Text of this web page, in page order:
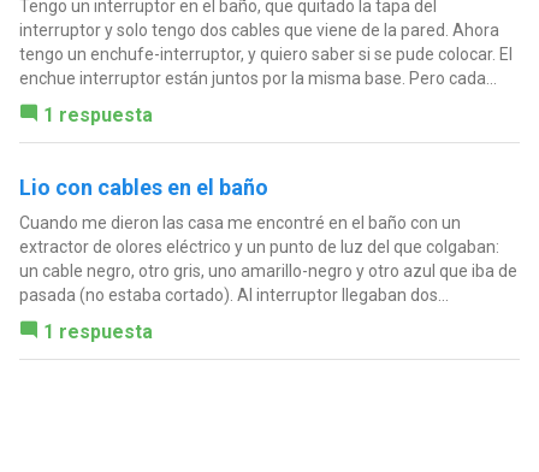
Tengo un interruptor en el baño, que quitado la tapa del
interruptor y solo tengo dos cables que viene de la pared. Ahora
tengo un enchufe-interruptor, y quiero saber si se pude colocar. El
enchue interruptor están juntos por la misma base. Pero cada...
1 respuesta
Lio con cables en el baño
Cuando me dieron las casa me encontré en el baño con un
extractor de olores eléctrico y un punto de luz del que colgaban:
un cable negro, otro gris, uno amarillo-negro y otro azul que iba de
pasada (no estaba cortado). Al interruptor llegaban dos...
1 respuesta